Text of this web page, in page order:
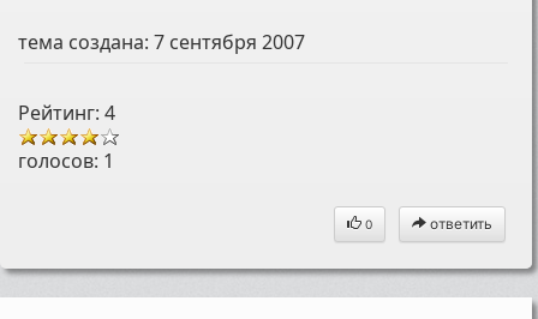
тема создана:7 сентября 2007
Рейтинг: 4
голосов: 1
0 ответить